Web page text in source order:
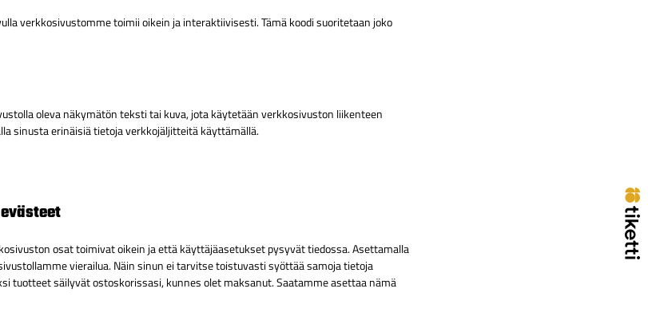
verkkosivustomme toimii oikein ja interaktiivisesti. Tämä koodi suoritetaan joko
oleva näkymätön teksti tai kuva, jota käytetään verkkosivuston liikenteen
sinusta erinäisiä tietoja verkkojäljitteitä käyttämällä.
osat toimivat oikein ja että käyttäjäasetukset pysyvät tiedossa. Asettamalla
vierailua. Näin sinun ei tarvitse toistuvasti syöttää samoja tietoja
tuotteet säilyvät ostoskorissasi, kunnes olet maksanut. Saatamme asettaa nämä